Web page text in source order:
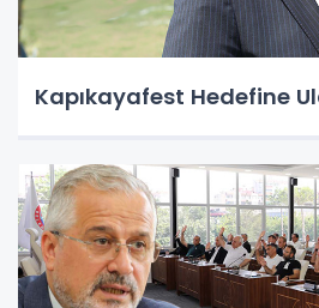
Kapıkayafest Hedefine